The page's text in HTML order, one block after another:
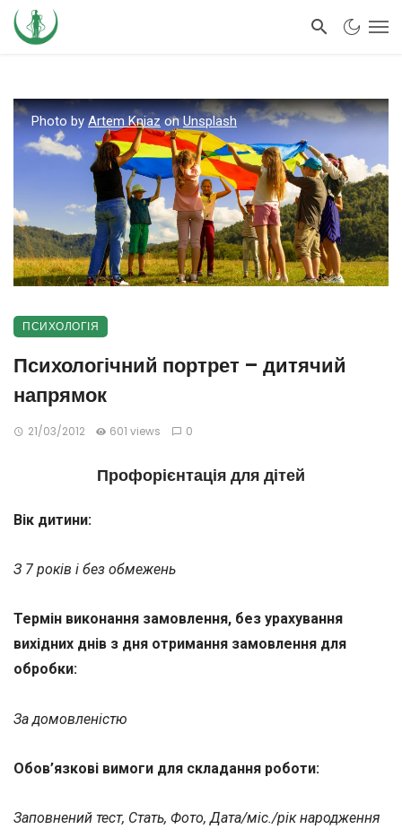
Photo byArtem KniazonUnsplash
ПСИХОЛОГІЯ
Психологічний портрет – дитячий
напрямок
21/03/2012 601 views 0
Профорієнтація для дітей
Вік дитини:
З 7 років і без обмежень
Термін виконання замовлення, без урахування
вихідних днів з дня отримання замовлення для
обробки:
За домовленістю
Обов’язкові вимоги для складання роботи:
Заповнений тест, Стать, Фото, Дата/міс./рік народження